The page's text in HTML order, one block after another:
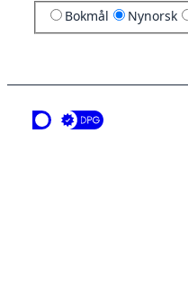
Bokmål Nynorsk